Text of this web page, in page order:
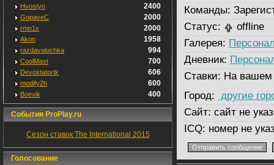
Hvostyn 2400
GopaveC 2000
rmn1x 2000
Akon 1958
razdavalochka 994
CoolMast 700
Devostatortk 606
modify2h 600
Boevik 400
События ProPlay.ru
Сезон ставок The International 2015
Голосование
Команды:
Статус:
offline
Галерея:
Дневник:
Ставки: На вашем
Город: другие
Сайт: сайт не
ICQ: номер не